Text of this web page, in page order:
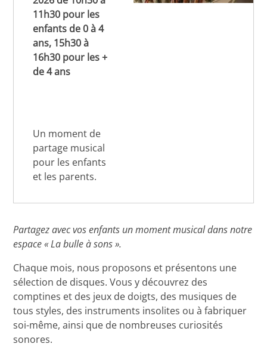
11h30 pour les
enfants de 0 à 4
ans, 15h30 à
16h30 pour les +
de 4 ans
Un moment de
partage musical
pour les enfants
et les parents.
Partagez avec vos enfants un moment musical dans notre
espace « La bulle à sons ».
Chaque mois, nous proposons et présentons une
sélection de disques. Vous y découvrez des
comptines et des jeux de doigts, des musiques de
tous styles, des instruments insolites ou à fabriquer
soi-même, ainsi que de nombreuses curiosités
sonores.